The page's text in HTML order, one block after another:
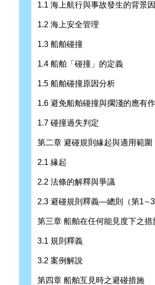
1.1 海上航行與事故發生的背景
1.2 海上安全管理
1.3 船舶碰撞
1.4 船舶「碰撞」的定義
1.5 船舶碰撞原因分析
1.6 避免船舶碰撞與擱淺的應有
1.7 碰撞過失判定
第二章 避碰規則緣起與適用範圍
2.1 緣起
2.2 法條的解釋與爭議
2.3 避碰規則釋義—總則（第1∼3
第三章 船舶在任何能見度下之措
3.1 規則釋義
3.2 案例解說
第四章 船舶互見時之避碰措施